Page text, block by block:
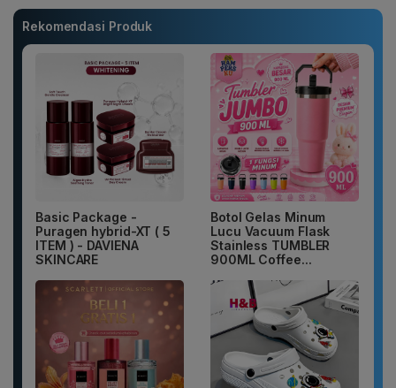
Rekomendasi Produk
Basic Package -
Puragen hybrid-XT ( 5
ITEM ) - DAVIENA
SKINCARE
Botol Gelas Minum
Lucu Vacuum Flask
Stainless TUMBLER
900ML Coffee...